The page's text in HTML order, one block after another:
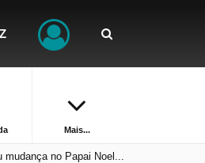
Mais...
mudança no Papai Noel...